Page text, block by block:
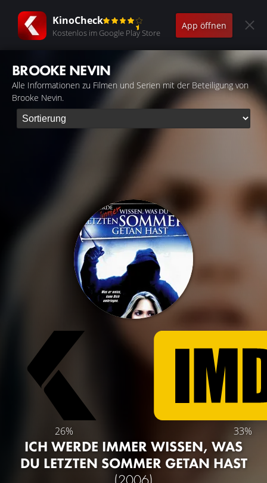
KinoCheck
Kostenlos im Google Play Store
App öffnen
BROOKE NEVIN
Alle Informationen zu Filmen und Serien mit der Beteiligung von
Brooke Nevin.
26% 33%
ICH WERDE IMMER WISSEN, WAS
DU LETZTEN SOMMER GETAN HAST